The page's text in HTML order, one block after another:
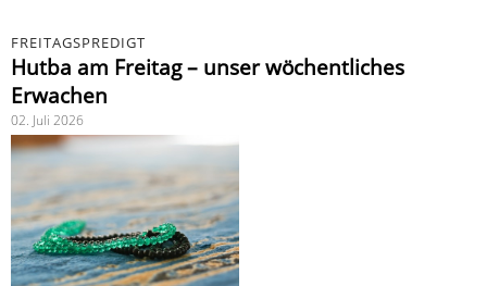
FREITAGSPREDIGT
Hutba am Freitag – unser wöchentliches
Erwachen
02. Juli 2026